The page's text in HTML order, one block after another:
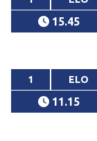
15.45
1 ELO
11.15